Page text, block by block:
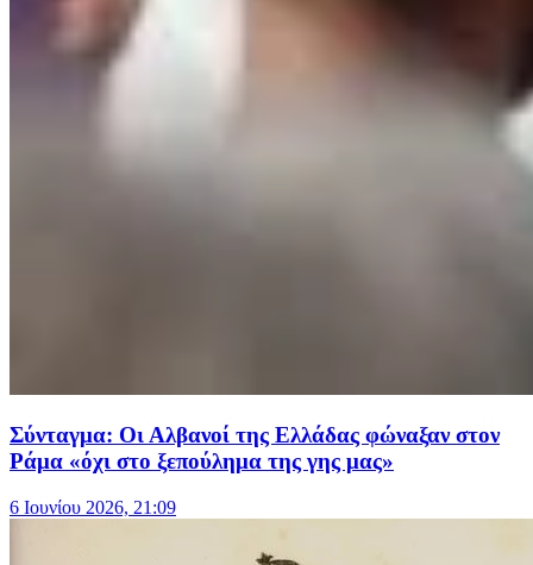
Σύνταγμα: Οι Αλβανοί της Ελλάδας φώναξαν στον
Ράμα «όχι στο ξεπούλημα της γης μας»
6 Ιουνίου 2026, 21:09